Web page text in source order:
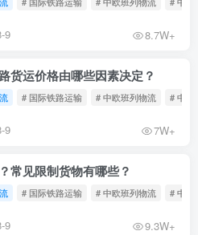
9 8.7W+
货运价格由哪些因素决定？
# 国际铁路运输 # 中欧班列物流 # 中欧
9 7W+
常见限制货物有哪些？
# 国际铁路运输 # 中欧班列物流 # 中欧
9 9.3W+